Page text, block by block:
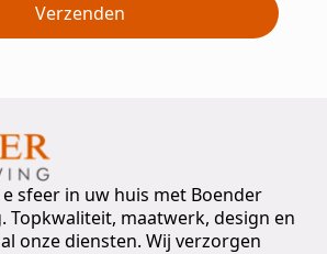
Verzenden
sfeer in uw huis met Boender
Topkwaliteit, maatwerk, design en
onze diensten. Wij verzorgen